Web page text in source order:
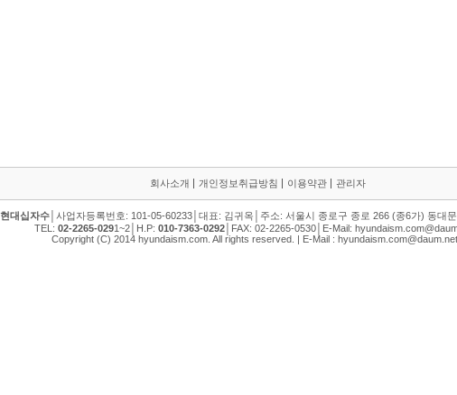
회사소개 개인정보취급방침 이용약관 관리자
현대십자수 │사업자등록번호: 101-05-60233│대표: 김귀옥│주소: 서울시 종로구 종로 266 (종6가) 동대
TEL: 02-2265-0291~2│H.P: 010-7363-0292 │FAX: 02-2265-0530│E-Mail:
Copyright (C) 2014 hyundaism.com. All rights reserved. | E-Mail : hyundaism.com@daum.net